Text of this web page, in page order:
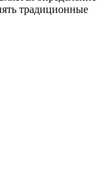
традиционные